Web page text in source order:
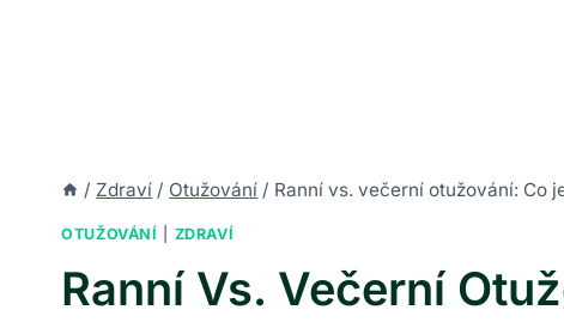
/ Zdraví / Otužování / Ranní vs. večerní otužování: Co
OTUŽOVÁNÍ ZDRAVÍ
Ranní Vs. Večerní